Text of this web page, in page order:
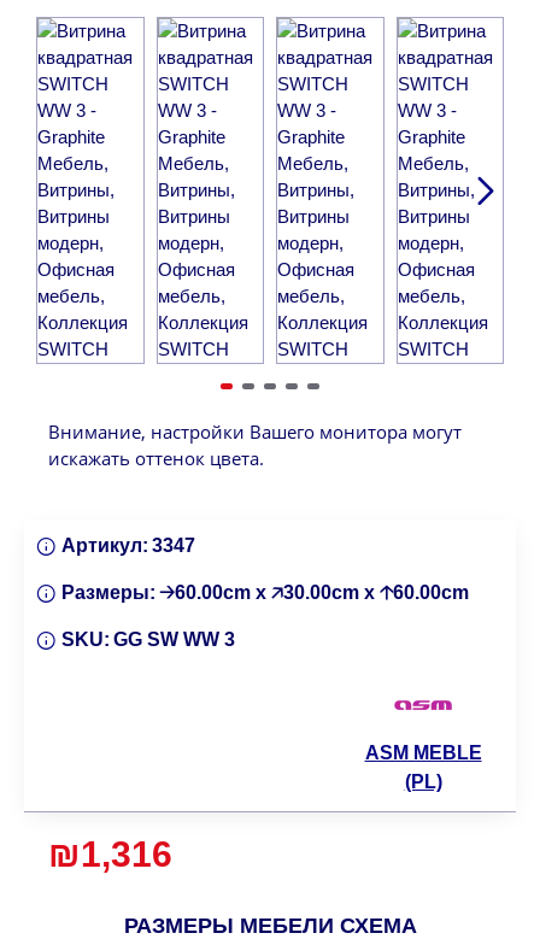
Внимание, настройки Вашего монитора могут
искажать оттенок цвета.
РАЗМЕРЫ МЕБЕЛИ СХЕМА
₪1,316
Артикул: 3347
Размеры: 🡢60.00cm x 🡥30.00cm x 🡡60.00cm
SKU: GG SW WW 3
ASM MEBLE
(PL)